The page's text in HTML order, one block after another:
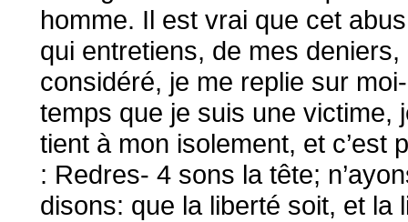
homme. Il est vrai que cet
qui entretiens, de mes
considéré, je me replie sur
temps que je suis une victime,
tient à mon isolement, et c’est
: Redres- 4 sons la tête;
disons: que la liberté soit, et la